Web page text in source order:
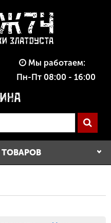
Мы работаем:
Пн-Пт 08:00 - 16:00
ТОВАРОВ